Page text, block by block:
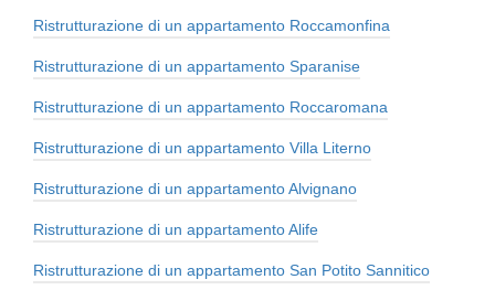
Ristrutturazione di un appartamento Roccamonfina
Ristrutturazione di un appartamento Sparanise
Ristrutturazione di un appartamento Roccaromana
Ristrutturazione di un appartamento Villa Literno
Ristrutturazione di un appartamento Alvignano
Ristrutturazione di un appartamento Alife
Ristrutturazione di un appartamento San Potito Sannitico